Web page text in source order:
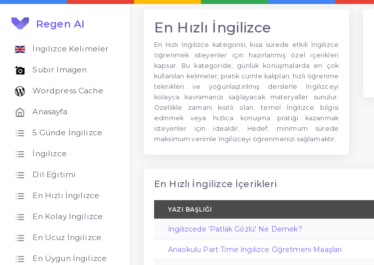
Regen AI
İngilizce Kelimeler
Subir Imagen
Wordpress Cache
Anasayfa
5 Günde İngilizce
İngilizce
Dil Eğitimi
En Hızlı İngilizce
En Kolay İngilizce
En Ucuz İngilizce
En Uygun İngilizce
En Hızlı İngilizce
En Hızlı İngilizce kategorisi, kısa sürede etkili İngilizce
öğrenmek isteyenler için hazırlanmış özel içerikleri
kapsar. Bu kategoride, günlük konuşmalarda en çok
kullanılan kelimeler, pratik cümle kalıpları, hızlı öğrenme
teknikleri ve yoğunlaştırılmış derslerle İngilizceyi
kolayca kavramanızı sağlayacak materyaller sunulur.
Özellikle zamanı kısıtlı olan, temel İngilizce bilgisi
edinmek veya hızlıca konuşma pratiği kazanmak
isteyenler için idealdir. Hedef; minimum sürede
maksimum verimle İngilizceyi öğrenmenizi sağlamaktır.
En Hızlı İngilizce İçerikleri
YAZI BAŞLIĞI
İngilizcede 'Patlak Gözlü' Ne Demek?
Anaokulu Part Time İngilizce Öğretmeni Maaşları